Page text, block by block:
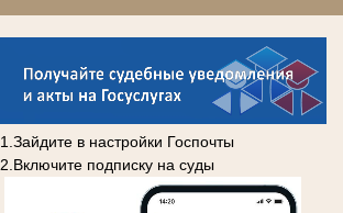
1.Зайдите в настройки Госпочты
2.Включите подписку на суды